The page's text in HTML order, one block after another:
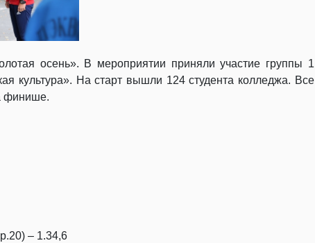
осень». В мероприятии приняли участие группы 1
культура». На старт вышли 124 студента колледжа. Все
финише.
– 1.34,6